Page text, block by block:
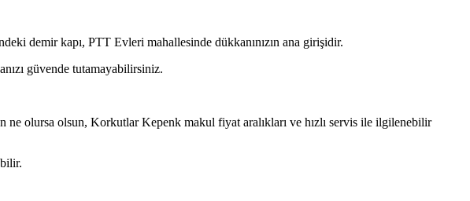
demir kapı, PTT Evleri mahallesinde dükkanınızın ana girişidir.
güvende tutamayabilirsiniz.
ne olursa olsun, Korkutlar Kepenk makul fiyat aralıkları ve hızlı servis ile ilgilenebilir